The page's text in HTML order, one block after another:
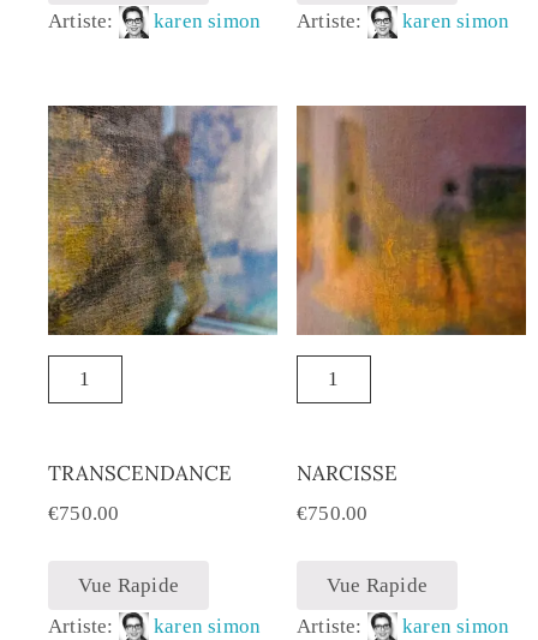
Artiste:
karen simon
Artiste:
karen simon
TRANSCENDANCE
€750.00
Vue Rapide
Artiste:
karen simon
NARCISSE
€750.00
Vue Rapide
Artiste:
karen simon